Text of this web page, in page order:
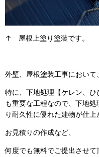
↑ 屋根上塗り塗装です。
外壁、屋根塗装工事において
特に、下地処理【ケレン、
も重要な工程なので、下地
り耐久性に優れた建物が仕上
お見積りの作成など、
何度でも無料でご提出させて